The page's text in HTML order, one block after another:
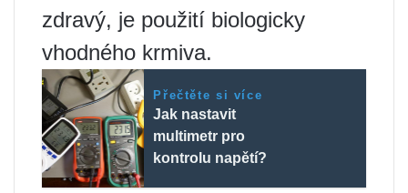
zdravý, je použití biologicky
vhodného krmiva.
Přečtěte si více
Jak nastavit
multimetr pro
kontrolu napětí?